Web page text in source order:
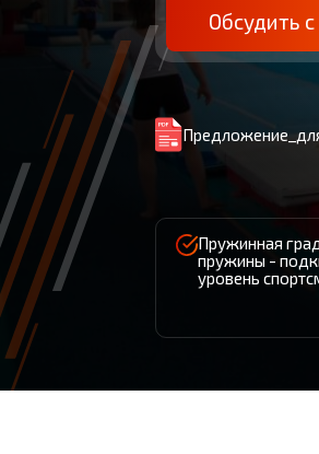
Обсудить
Пружинная
пружины -
уровень